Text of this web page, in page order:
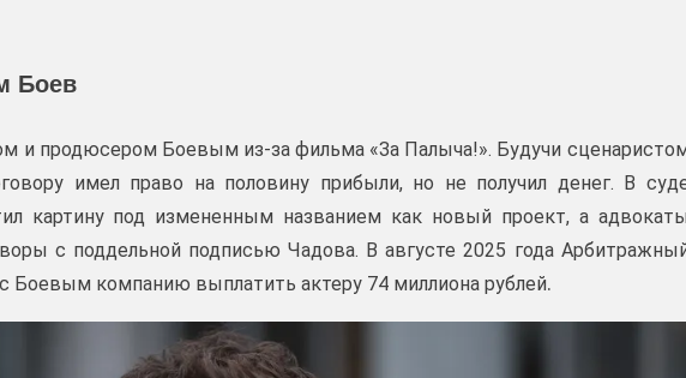
Боев
и продюсером Боевым из‑за фильма «За Палыча!». Будучи
имел право на половину прибыли, но не получил денег. В
картину под измененным названием как новый проект, а
с поддельной подписью Чадова. В августе 2025 года
Боевым компанию выплатить актеру 74 миллиона рублей.